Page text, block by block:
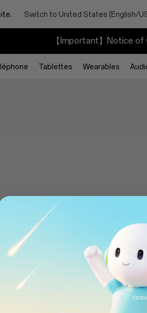
Switch to United States (English/
【Important】Notice
Tablettes Wearables